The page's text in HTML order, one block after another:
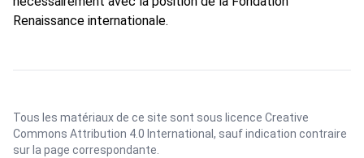
Renaissance internationale.
Tous les matériaux de ce site sont sous licence Creative
Commons Attribution 4.0 International , sauf indication contraire
sur la page correspondante.